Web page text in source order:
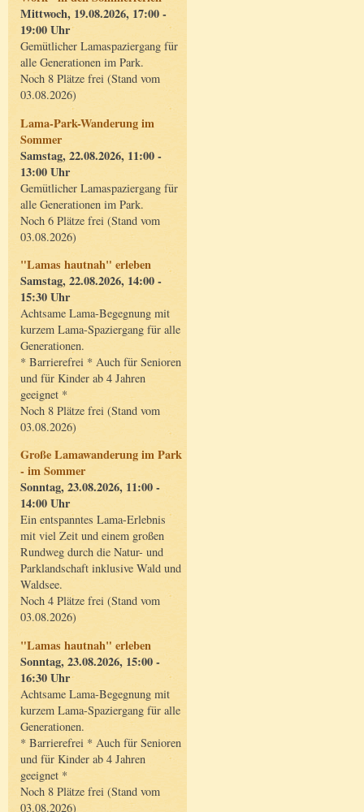
Mittwoch, 19.08.2026, 17:00 -
19:00 Uhr
Gemütlicher Lamaspaziergang für
alle Generationen im Park.
Noch 8 Plätze frei (Stand vom
03.08.2026)
Lama-Park-Wanderung im
Sommer
Samstag, 22.08.2026, 11:00 -
13:00 Uhr
Gemütlicher Lamaspaziergang für
alle Generationen im Park.
Noch 6 Plätze frei (Stand vom
03.08.2026)
"Lamas hautnah" erleben
Samstag, 22.08.2026, 14:00 -
15:30 Uhr
Achtsame Lama-Begegnung mit
kurzem Lama-Spaziergang für alle
Generationen.
* Barrierefrei * Auch für Senioren
und für Kinder ab 4 Jahren
geeignet *
Noch 8 Plätze frei (Stand vom
03.08.2026)
Große Lamawanderung im Park
- im Sommer
Sonntag, 23.08.2026, 11:00 -
14:00 Uhr
Ein entspanntes Lama-Erlebnis
mit viel Zeit und einem großen
Rundweg durch die Natur- und
Parklandschaft inklusive Wald und
Waldsee.
Noch 4 Plätze frei (Stand vom
03.08.2026)
"Lamas hautnah" erleben
Sonntag, 23.08.2026, 15:00 -
16:30 Uhr
Achtsame Lama-Begegnung mit
kurzem Lama-Spaziergang für alle
Generationen.
* Barrierefrei * Auch für Senioren
und für Kinder ab 4 Jahren
geeignet *
Noch 8 Plätze frei (Stand vom
03.08.2026)